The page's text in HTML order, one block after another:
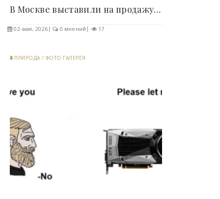
В Москве выставили на продажу «квартиру» площадью..
02-мая, 2026 0 мнений 17
ПРИРОДА / ФОТО ГАЛЕРЕЯ